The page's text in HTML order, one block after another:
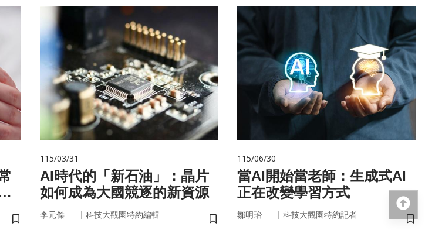
儲存書籤
115/03/31
AI時代的「新石油」：晶片
如何成為大國競逐的新資源
李元傑 ｜ 科技大觀園特約編輯
儲存書籤
115/06/30
當AI開始當老師：生成式AI
正在改變學習方式
鄒明珆 ｜ 科技大觀園特約記者
儲
回